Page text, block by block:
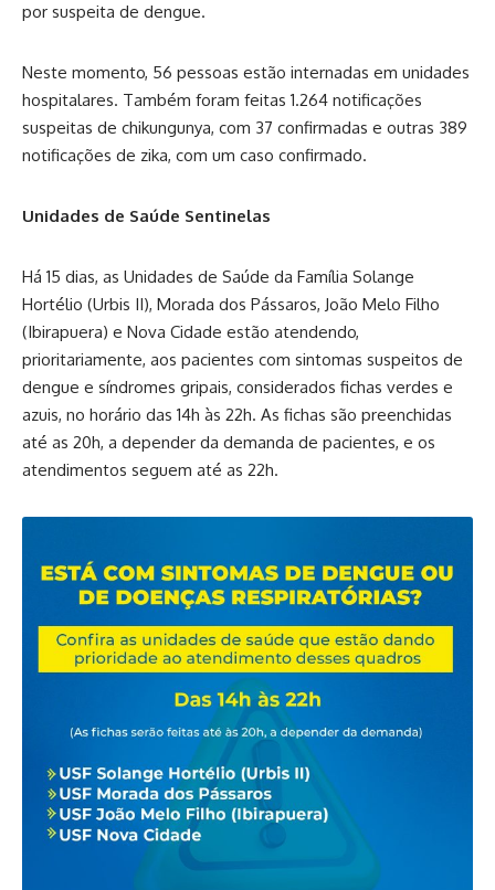
por suspeita de dengue.
Neste momento, 56 pessoas estão internadas em unidades
hospitalares. Também foram feitas 1.264 notificações
suspeitas de chikungunya, com 37 confirmadas e outras 389
notificações de zika, com um caso confirmado.
Unidades de Saúde Sentinelas
Há 15 dias, as Unidades de Saúde da Família Solange
Hortélio (Urbis II), Morada dos Pássaros, João Melo Filho
(Ibirapuera) e Nova Cidade estão atendendo,
prioritariamente, aos pacientes com sintomas suspeitos de
dengue e síndromes gripais, considerados fichas verdes e
azuis, no horário das 14h às 22h. As fichas são preenchidas
até as 20h, a depender da demanda de pacientes, e os
atendimentos seguem até as 22h.